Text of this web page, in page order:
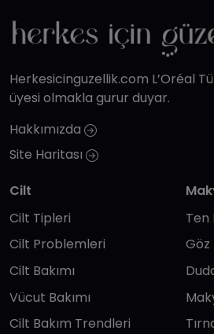
Herkesicinguzellik.com L’Oréal
üyesi olmakla gurur duyar.
Hakkımızda
Site Haritası
Cilt
Cilt Tipleri
Cilt Problemleri
Cilt Bakımı
Vücut Bakımı
Cilt Bakım Trendleri
Ten
Göz